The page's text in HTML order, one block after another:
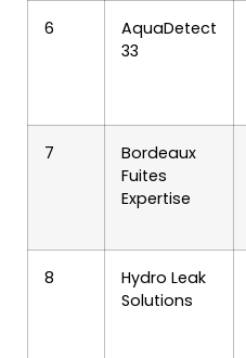
6
AquaDetect
33
7
Bordeaux
Fuites
Expertise
8
Hydro Leak
Solutions